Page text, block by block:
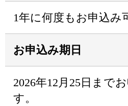
1年に何度もお申込み
お申込み期日
2026年12月25日まで
す。